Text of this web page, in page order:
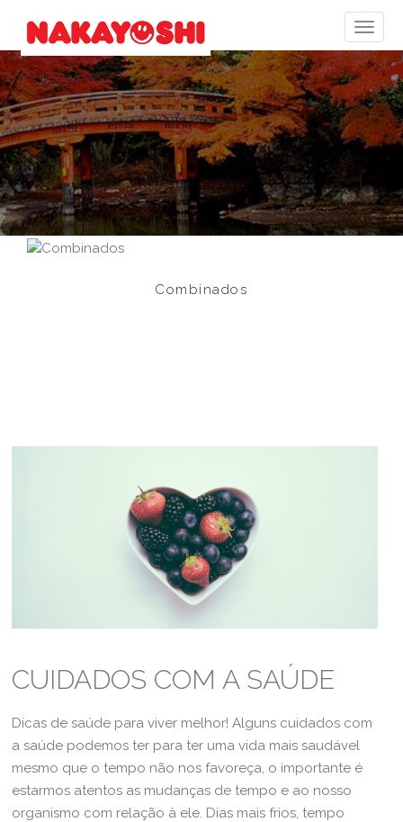
Combinados
CUIDADOS COM A SAÚDE
Dicas de saúde para viver melhor! Alguns cuidados com
a saúde podemos ter para ter uma vida mais saudável
mesmo que o tempo não nos favoreça, o importante é
estarmos atentos as mudanças de tempo e ao nosso
organismo com relação à ele. Dias mais frios, tempo